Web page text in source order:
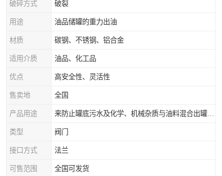
破碎方式 破裂
用途 油品储罐的重力出油
材质 碳钢、不锈钢、铝合金
适用介质 油品、化工品
优点 高安全性、灵活性
售卖地 全国
产品用途
类型 阀门
接口方式 法兰
可售范围 全国可发货